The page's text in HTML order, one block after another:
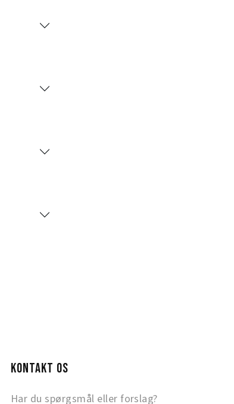
KONTAKT OS
Har du spørgsmål eller forslag?